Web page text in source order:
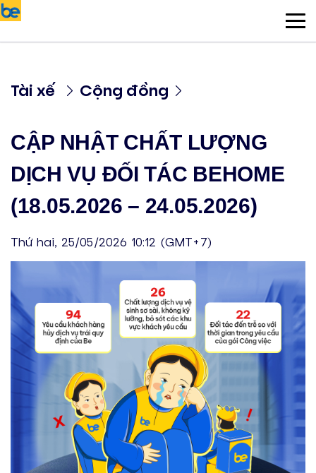
Tài xế Cộng đồng
CẬP NHẬT CHẤT LƯỢNG
DỊCH VỤ ĐỐI TÁC BEHOME
(18.05.2026 – 24.05.2026)
Thứ hai, 25/05/2026 10:12 (GMT+7)